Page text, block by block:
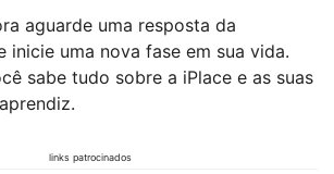
aguarde uma resposta da
inicie uma nova fase em sua vida.
sabe tudo sobre a iPlace e as suas
links patrocinados